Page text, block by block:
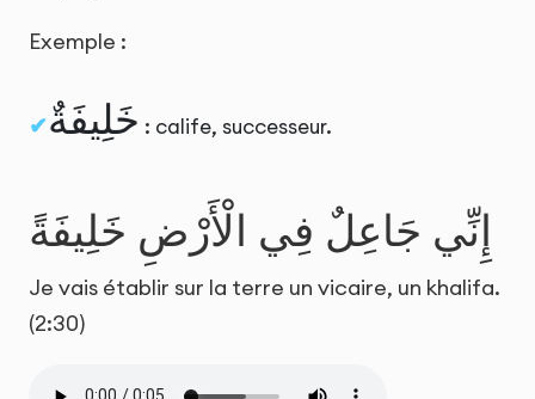
Exemple :
خَلِيفَةٌ : calife, successeur.
إِنِّي جَاعِلٌ فِي الْأَرْضِ خَلِيفَةً
Je vais établir sur la terre un vicaire, un khalifa.
(2:30)